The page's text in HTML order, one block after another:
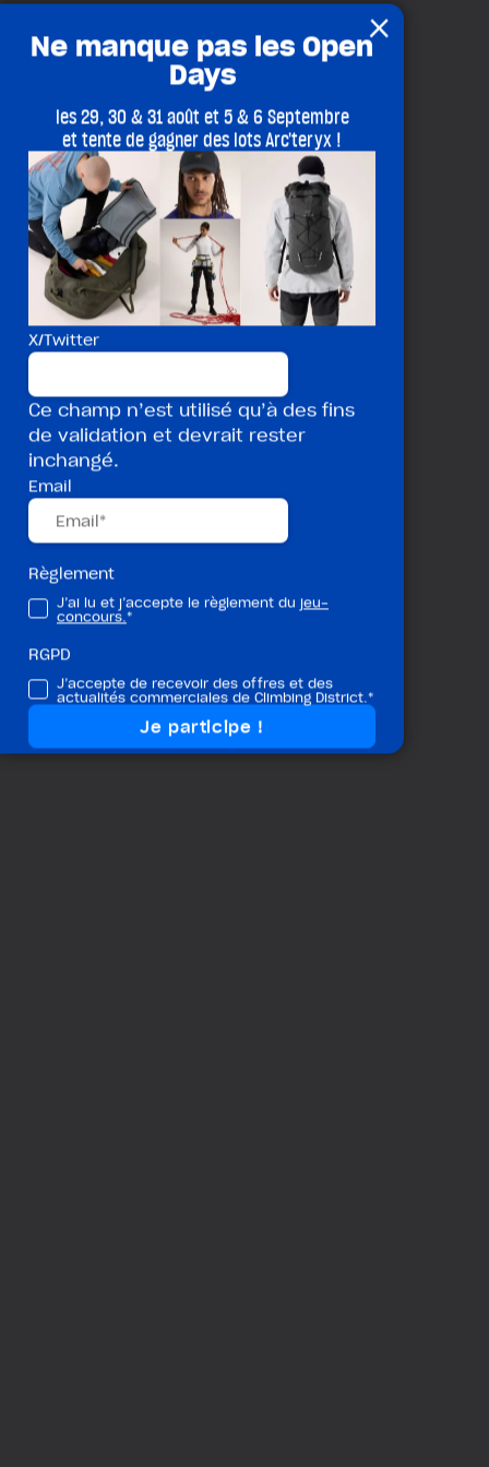
×
Ne manque pas les Open
Days
les 29, 30 & 31 août et 5 & 6 Septembre
et tente de gagner des lots Arc'teryx !
X/Twitter
Ce champ n’est utilisé qu’à des fins
de validation et devrait rester
inchangé.
Email
Règlement
J’ai lu et j’accepte le règlement du jeu-
concours.*
RGPD
J’accepte de recevoir des offres et des
actualités commerciales de Climbing District.*